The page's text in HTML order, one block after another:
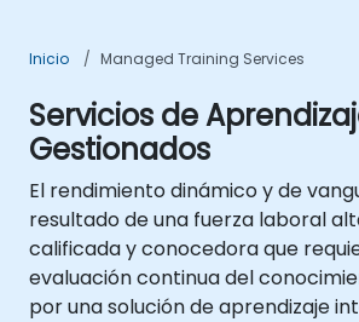
Inicio Managed Training Services
Servicios de
Gestionados
El rendimiento dinámico y de
resultado de una fuerza laboral
calificada y conocedora que
evaluación continua del
por una solución de aprendizaje